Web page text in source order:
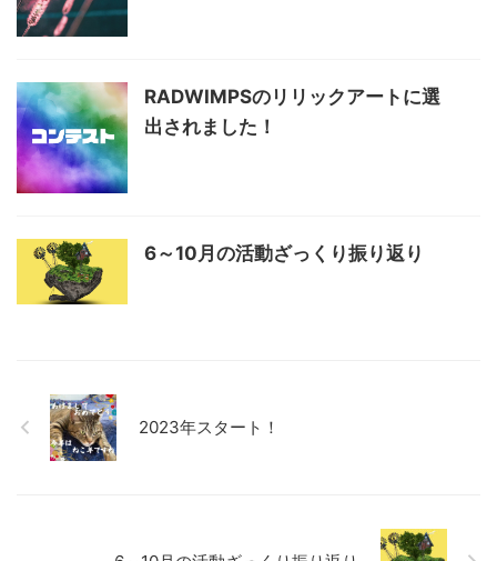
RADWIMPSのリリックアートに選
出されました！
6～10月の活動ざっくり振り返り
2023年スタート！